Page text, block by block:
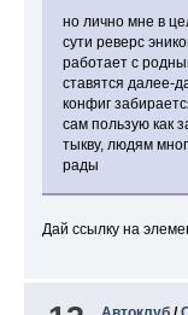
но лично мне в
сути реверс
работает с
ставятся далее-
конфиг
сам пользую как
тыкву, людям
рады
Дай ссылку на